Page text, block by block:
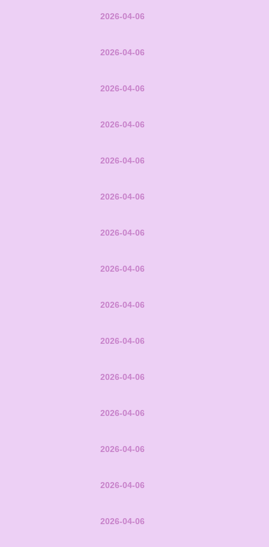
2026-04-06
2026-04-06
2026-04-06
2026-04-06
2026-04-06
2026-04-06
2026-04-06
2026-04-06
2026-04-06
2026-04-06
2026-04-06
2026-04-06
2026-04-06
2026-04-06
2026-04-06